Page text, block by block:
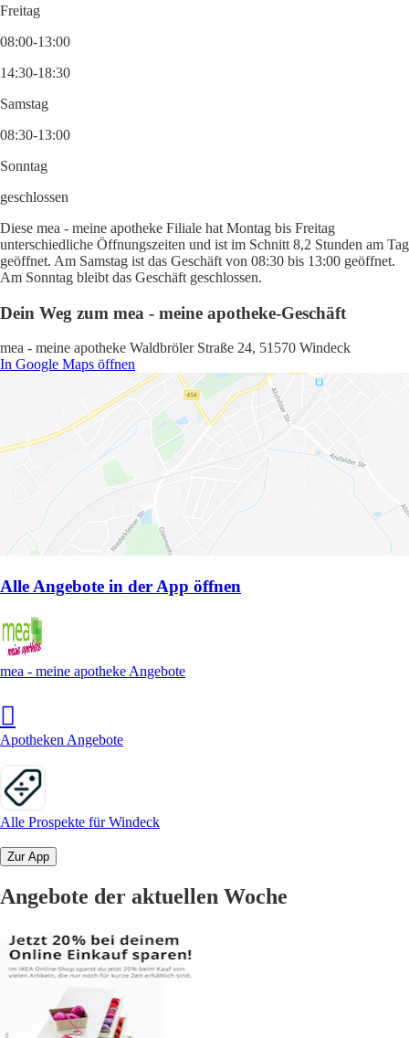
Freitag
08:00-13:00
14:30-18:30
Samstag
08:30-13:00
Sonntag
geschlossen
Diese mea - meine apotheke Filiale hat Montag bis Freitag
unterschiedliche Öffnungszeiten und ist im Schnitt 8,2 Stunden am Tag
geöffnet. Am Samstag ist das Geschäft von 08:30 bis 13:00 geöffnet.
Am Sonntag bleibt das Geschäft geschlossen.
Dein Weg zum mea - meine apotheke-Geschäft
mea - meine apotheke Waldbröler Straße 24, 51570 Windeck
In Google Maps öffnen
Alle Angebote in der App öffnen
mea - meine apotheke Angebote
Apotheken Angebote
Alle Prospekte für Windeck
Zur App
Angebote der aktuellen Woche